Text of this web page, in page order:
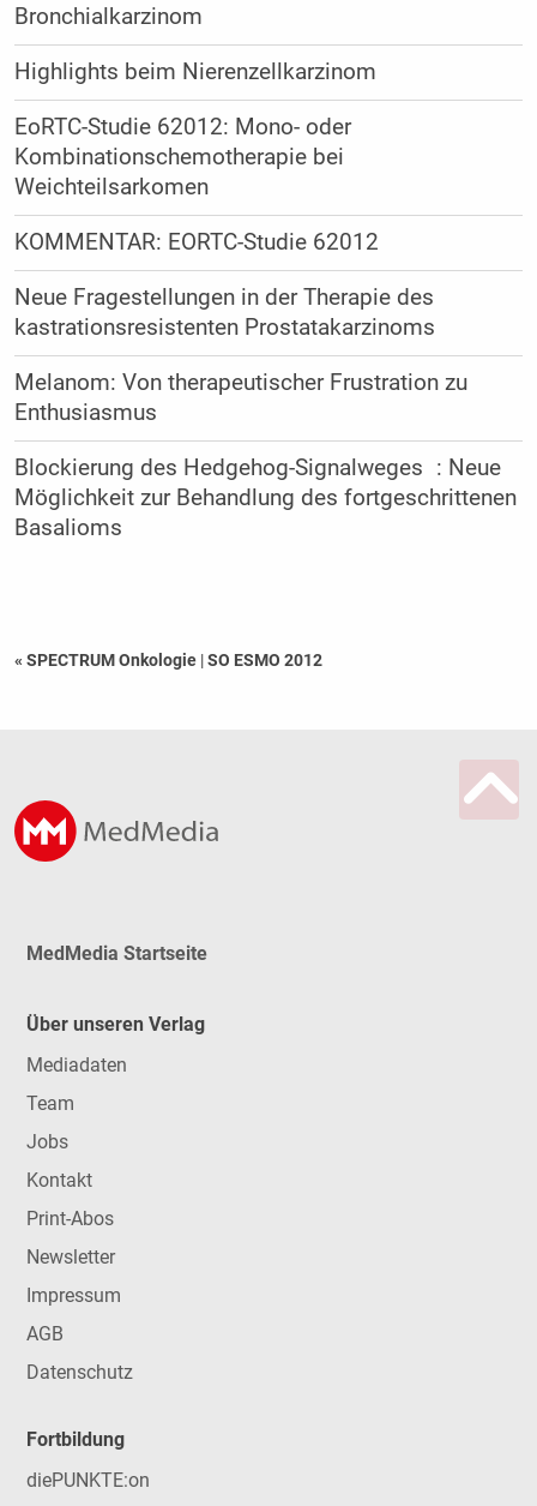
Bronchialkarzinom
Highlights beim Nierenzellkarzinom
EoRTC-Studie 62012: Mono- oder
Kombinationschemotherapie bei
Weichteilsarkomen
KOMMENTAR: EORTC-Studie 62012
Neue Fragestellungen in der Therapie des
kastrationsresistenten Prostatakarzinoms
Melanom: Von therapeutischer Frustration zu
Enthusiasmus
Blockierung des Hedgehog-Signalweges : Neue
Möglichkeit zur Behandlung des fortgeschrittenen
Basalioms
« SPECTRUM Onkologie |SO ESMO 2012
MedMedia Startseite
Über unseren Verlag
Mediadaten
Team
Jobs
Kontakt
Print-Abos
Newsletter
Impressum
AGB
Datenschutz
Fortbildung
diePUNKTE:on